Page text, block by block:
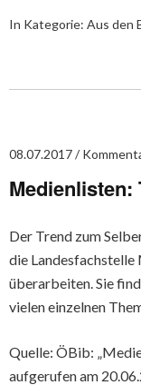
In Kategorie: Aus den
08.07.2017
Medienlisten:
Der Trend zum
die Landesfachstelle
überarbeiten. Sie
vielen einzelnen
Quelle: ÖBib:
aufgerufen am